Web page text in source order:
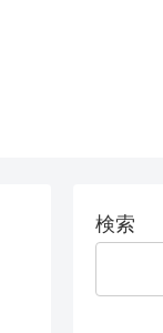
検索